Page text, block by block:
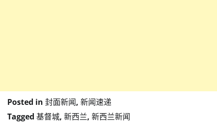
Posted in 封面新闻, 新闻速递
Tagged 基督城, 新西兰, 新西兰新闻